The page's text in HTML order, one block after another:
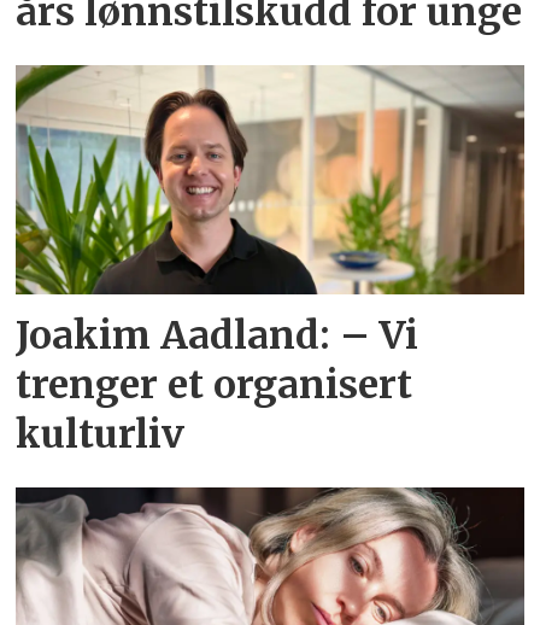
års lønnstilskudd for unge
Joakim Aadland: – Vi
trenger et organisert
kulturliv